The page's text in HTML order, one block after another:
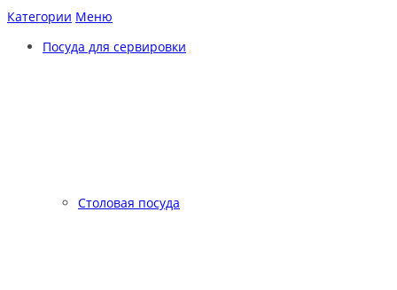
Категории Меню
Посуда для сервировки
Столовая посуда